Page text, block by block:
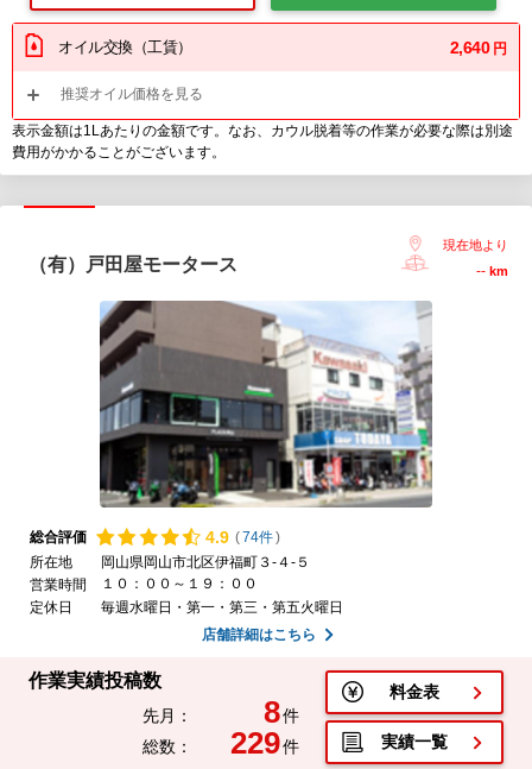
オイル交換（工賃） 2,640 円
推奨オイル価格を見る
表示金額は1Lあたりの金額です。なお、カウル脱着等の作業が必要な際は別途
費用がかかることがございます。
（有）戸田屋モータース
現在地より
-- km
総合評価 4.9 (74件)
所在地
岡山県岡山市北区伊福町３-４-５
営業時間
１０：００～１９：００
定休日
毎週水曜日・第一・第三・第五火曜日
店舗詳細はこちら
作業実績投稿数
先月： 8件
総数：
229件
料金表
実績一覧